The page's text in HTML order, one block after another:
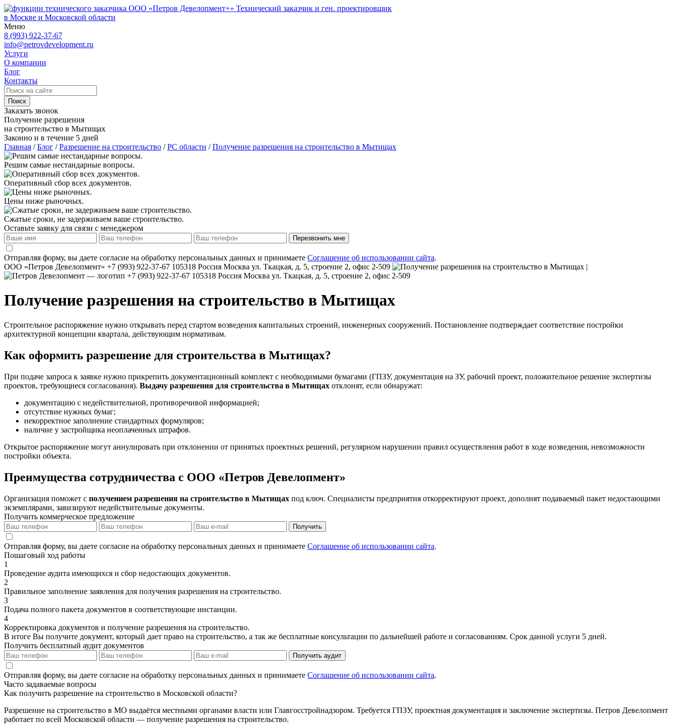
ООО «Петров Девелопмент+» Технический заказчик и ген. проектировщик
в Москве и Московской области
Меню
8 (993) 922-37-67
info@petrovdevelopment.ru
Услуги
О компании
Блог
Контакты
Поиск
Заказать звонок
Получение разрешения
на строительство в Мытищах
Законно и в течение 5 дней
Главная /Блог /Разрешение на строительство /РС области /Получение разрешения на строительство в Мытищах
Решим самые нестандарные вопросы.
Оперативный сбор всех документов.
Цены ниже рыночных.
Сжатые сроки, не задерживаем ваше строительство.
Оставьте заявку для связи с менеджером
Перезвонить мне
Отправляя форму, вы даете согласие на обработку персональных данных и принимаете Соглашение об использовании сайта.
ООО «Петров Девелопмент» +7 (993) 922-37-67 105318 Россия Москва ул. Ткацкая, д. 5, строение 2, офис 2-509
+7 (993) 922-37-67 105318 Россия Москва ул. Ткацкая, д. 5, строение 2, офис 2-509
Получение разрешения на строительство в Мытищах
Строительное распоряжение нужно открывать перед стартом возведения капитальных строений, инженерных сооружений. Постановление подтверждает соответствие постройки
архитектурной концепции квартала, действующим нормативам.
Как оформить разрешение для строительства в Мытищах?
При подаче запроса к заявке нужно прикрепить документационный комплект с необходимыми бумагами (ГПЗУ, документация на ЗУ, рабочий проект, положительное решение экспертизы
проектов, требующиеся согласования). Выдачу разрешения для строительства в Мытищах отклонят, если обнаружат:
документацию с недействительной, противоречивой информацией;
отсутствие нужных бумаг;
некорректное заполнение стандартных формуляров;
наличие у застройщика неоплаченных штрафов.
Открытое распоряжение могут аннулировать при отклонении от принятых проектных решений, регулярном нарушении правил осуществления работ в ходе возведения, невозможности
постройки объекта.
Преимущества сотрудничества с ООО «Петров Девелопмент»
Организация поможет с получением разрешения на строительство в Мытищах под ключ. Специалисты предприятия откорректируют проект, дополнят подаваемый пакет недостающими
экземплярами, завизируют недействительные документы.
Получить коммерческое предложение
Получить
Отправляя форму, вы даете согласие на обработку персональных данных и принимаете Соглашение об использовании сайта.
Пошаговый ход работы
1
Проведение аудита имеющихся и сбор недостающих документов.
2
Правильное заполнение заявления для получения разрешения на строительство.
3
Подача полного пакета документов в соответствующие инстанции.
4
Корректировка документов и получение разрешения на строительство.
В итоге Вы получите документ, который дает право на строительство, а так же бесплатные консультации по дальнейшей работе и согласованиям. Срок данной услуги 5 дней.
Получить бесплатный аудит документов
Получить аудит
Отправляя форму, вы даете согласие на обработку персональных данных и принимаете Соглашение об использовании сайта.
Часто задаваемые вопросы
Как получить разрешение на строительство в Московской области?
Разрешение на строительство в МО выдаётся местными органами власти или Главгосстройнадзором. Требуется ГПЗУ, проектная документация и заключение экспертизы. Петров Девелопмент
работает по всей Московской области — получение разрешения на строительство.